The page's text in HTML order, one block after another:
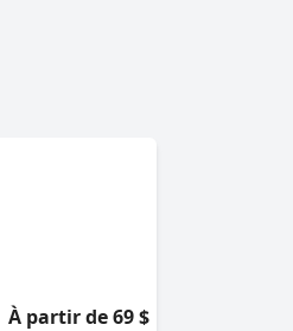
À partir de 69 $